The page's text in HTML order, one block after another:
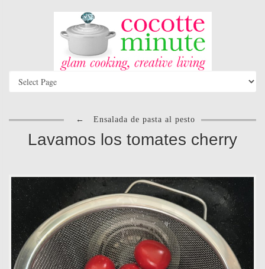
← Ensalada de pasta al pesto
Lavamos los tomates cherry